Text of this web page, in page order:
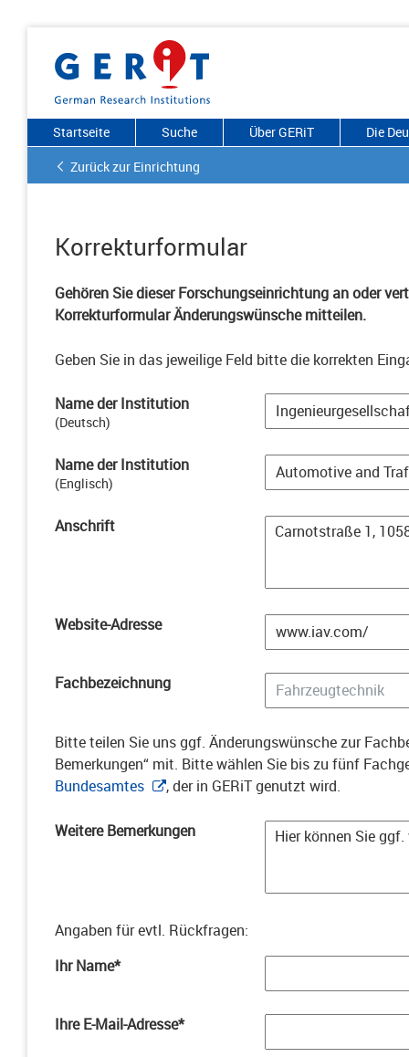
Startseite Suche Über GERiT
Die
Zurück zur Einrichtung
Korrekturformular
Gehören Sie dieser Forschungseinrichtung an oder
Korrekturformular Änderungswünsche mitteilen.
Geben Sie in das jeweilige Feld bitte die korrekten
Name der Institution
(Deutsch)
Name der Institution
(Englisch)
Anschrift
Website-Adresse
Fachbezeichnung
Bitte teilen Sie uns ggf. Änderungswünsche zur
Bemerkungen“ mit. Bitte wählen Sie bis zu fünf
Bundesamtes
, der in GERiT genutzt wird.
Weitere Bemerkungen
Angaben für evtl. Rückfragen:
Ihr Name*
Ihre E-Mail-Adresse*